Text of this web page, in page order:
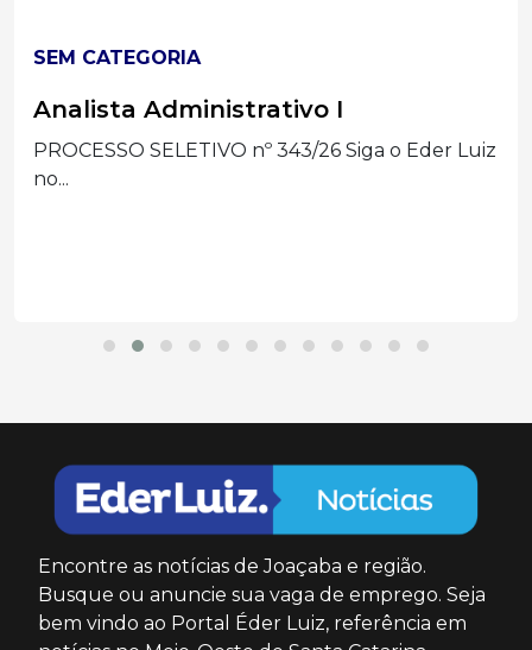
SEM CATEGORIA
Analista Administrativo I
PROCESSO SELETIVO nº 343/26 Siga o Eder Luiz
no...
Encontre as notícias de Joaçaba e região.
Busque ou anuncie sua vaga de emprego. Seja
bem vindo ao Portal Éder Luiz, referência em